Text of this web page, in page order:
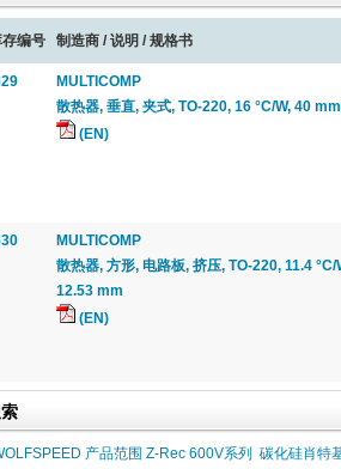
编号 制造商 / 说明 / 规格书
MULTICOMP
散热器, 垂直, 夹式, TO-220, 16 °C/W, 40
(EN)
MULTICOMP
散热器, 方形, 电路板, 挤压, TO-220, 11.4
12.53 mm
(EN)
产品范围 Z-Rec 600V系列
碳化硅肖特